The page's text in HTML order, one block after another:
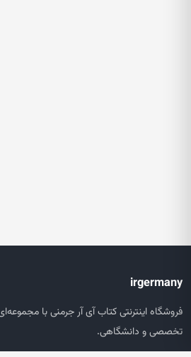
irgermany
فروشگاه اینترنتی کتاب آی آر جرمنی با
تخصصی و دانشگاهی.